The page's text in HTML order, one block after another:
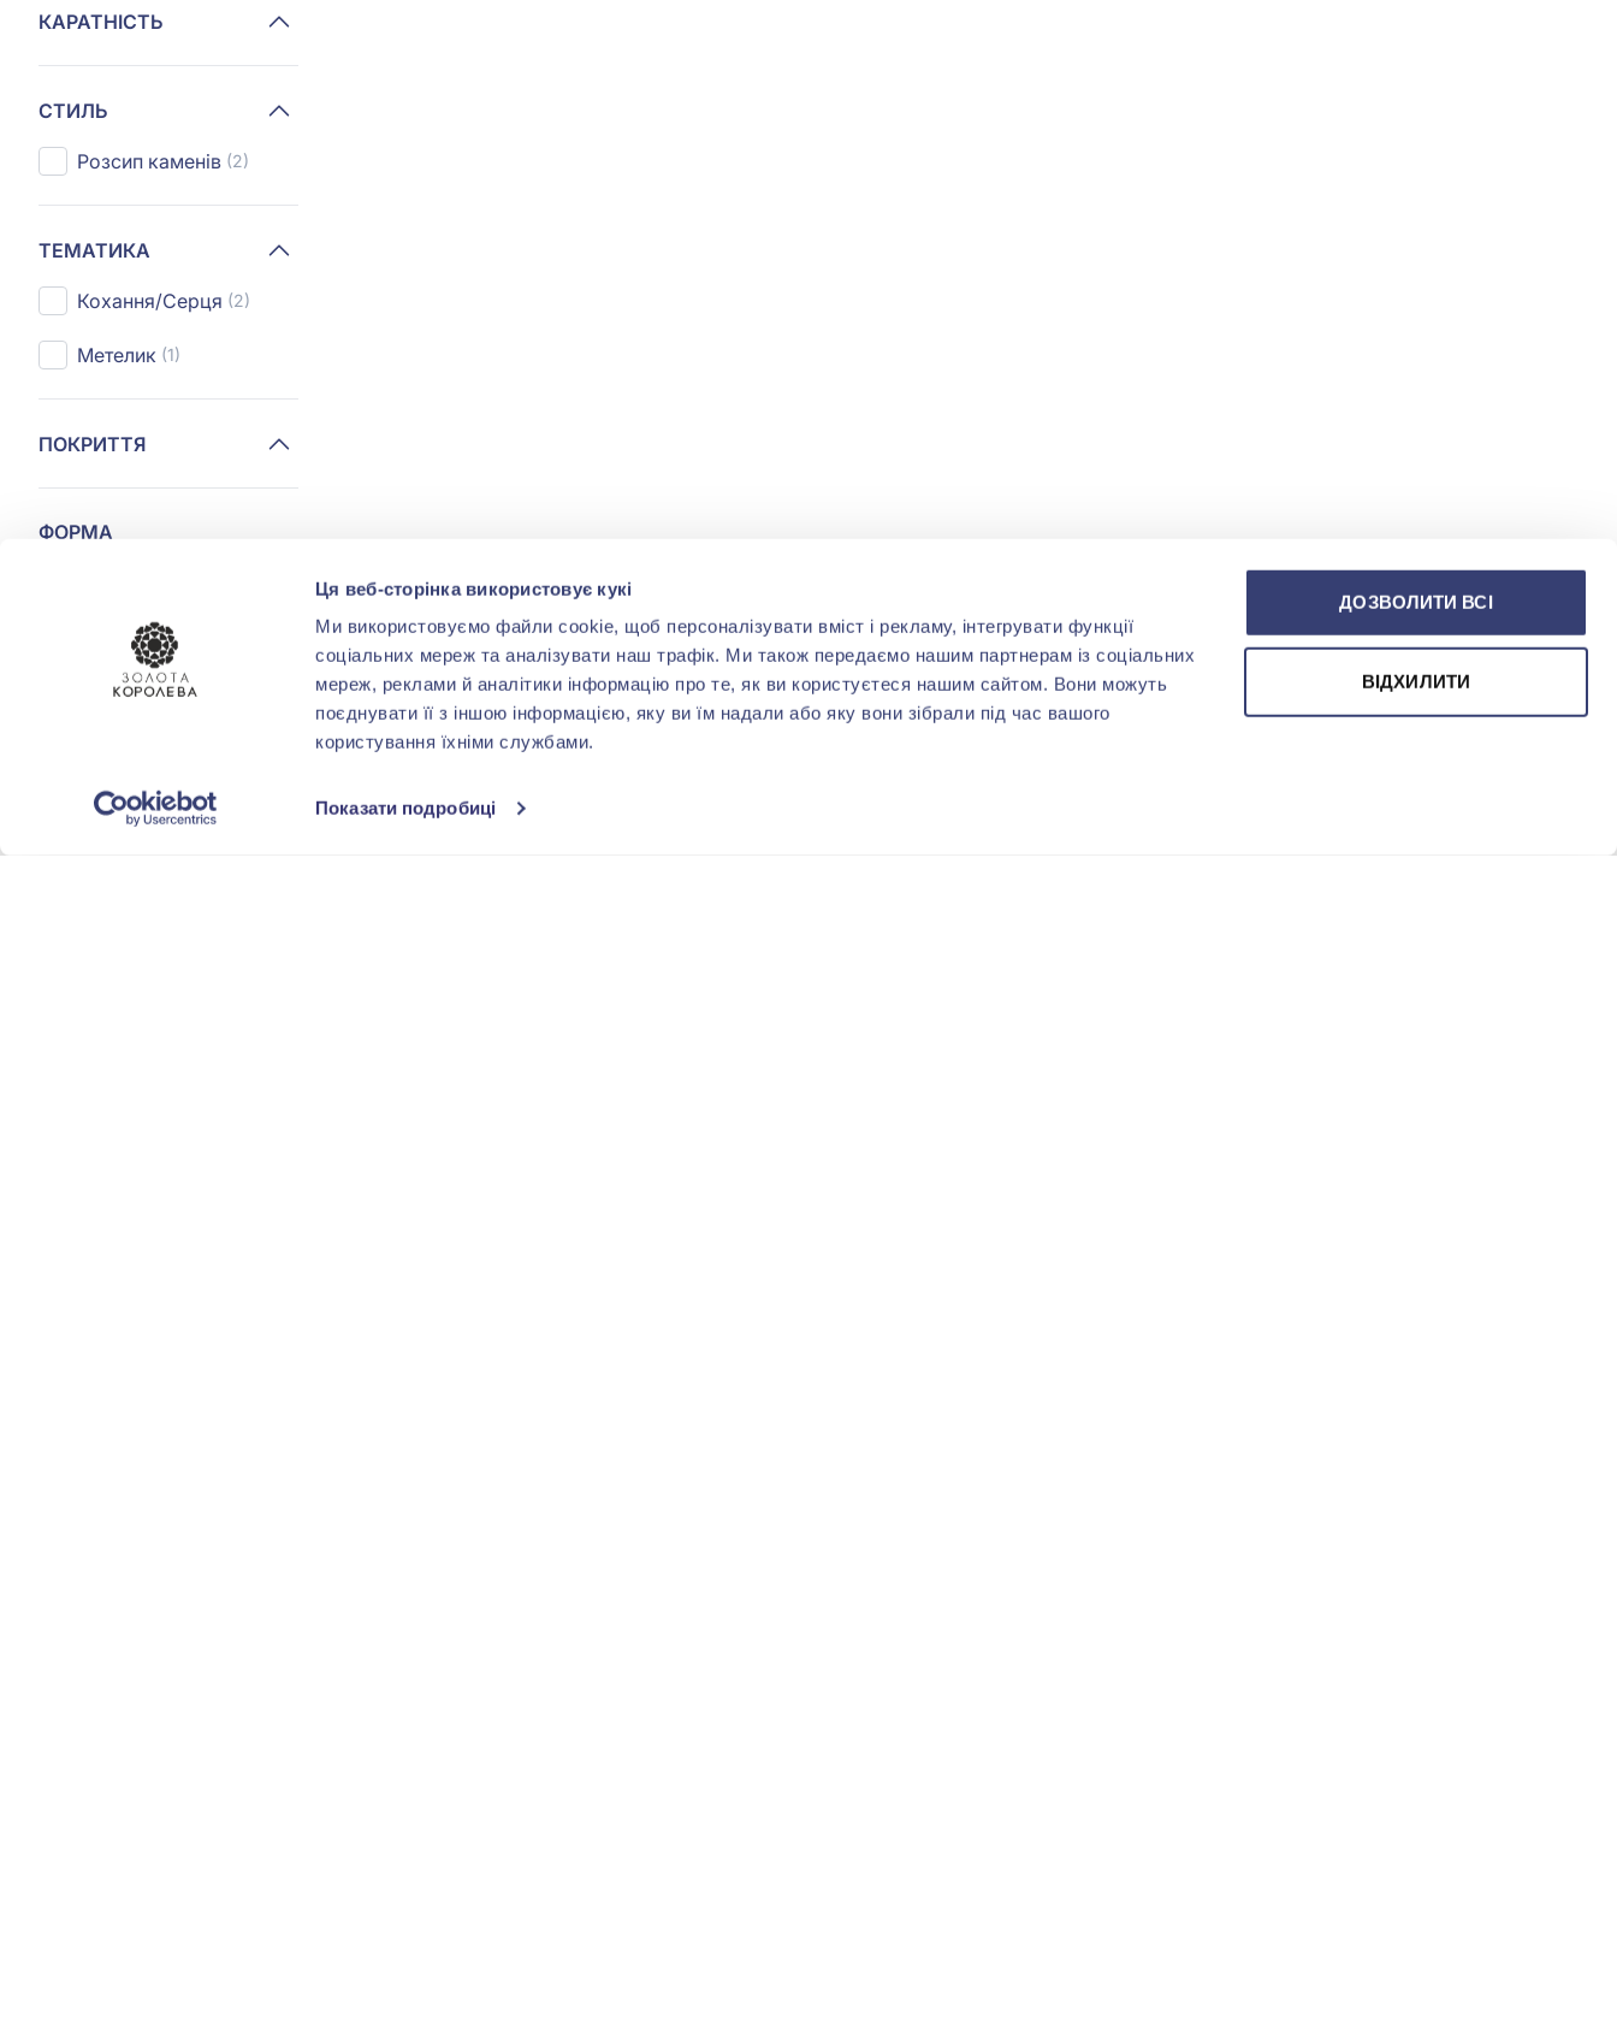
Ця веб-сторінка використовує кукі
Ми використовуємо файли cookie, щоб персоналізувати вміст і рекламу, інтегрувати функції
соціальних мереж та аналізувати наш трафік. Ми також передаємо нашим партнерам із соціальних
мереж, реклами й аналітики інформацію про те, як ви користуєтеся нашим сайтом. Вони можуть
поєднувати її з іншою інформацією, яку ви їм надали або яку вони зібрали під час вашого
користування їхніми службами.
Показати подробиці
ДОЗВОЛИТИ ВСІ
ВІДХИЛИТИ
КАРАТНІСТЬ
СТИЛЬ
Розсип каменів (2)
ТЕМАТИКА
Кохання/Серця (2)
Метелик (1)
ПОКРИТТЯ
ФОРМА
МІСТА